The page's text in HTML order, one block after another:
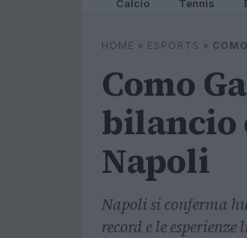
Calcio Tennis
HOME » ESPORTS »
Como
bilancio
Napoli
Napoli si conferma
record e le